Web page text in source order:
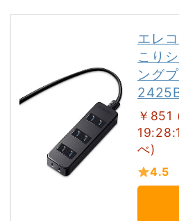
エレ
こり
ング
￥
べ)
4.5